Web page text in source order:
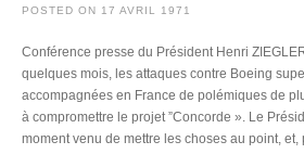
POSTED ON 17 AVRIL 1971
Conférence presse du Président Henri
quelques mois, les attaques contre Boeing
accompagnées en France de polémiques de
à compromettre le projet ”Concorde ». Le
moment venu de mettre les choses au point, et,